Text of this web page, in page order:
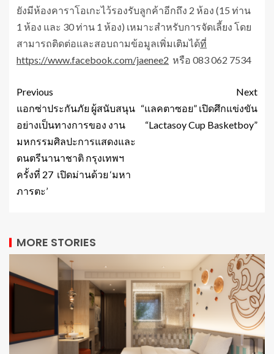
ยังมีห้องคาราโอเกะไว้รองรับลูกค้าอีกถึง 2 ห้อง (15 ท่าน
1 ห้อง และ 30 ท่าน 1 ห้อง) เหมาะสำหรับการจัดเลี้ยง โดย
สามารถติดต่อและสอบถามข้อมูลเพิ่มเติมได้ที่
https://www.facebook.com/jaenee2 หรือ 083 062 7534
Previous
แอกซ่าประกันภัย ผู้สนับสนุน
อย่างเป็นทางการของ งาน
มหกรรมศิลปะการแสดงและ
ดนตรีนานาชาติ กรุงเทพฯ
ครั้งที่ 27 เปิดม่านด้วย ‘มหา
ภารตะ’
Next
“แลคตาซอย” เปิดศึกแข่งขัน
“Lactasoy Cup Basketboy”
MORE STORIES